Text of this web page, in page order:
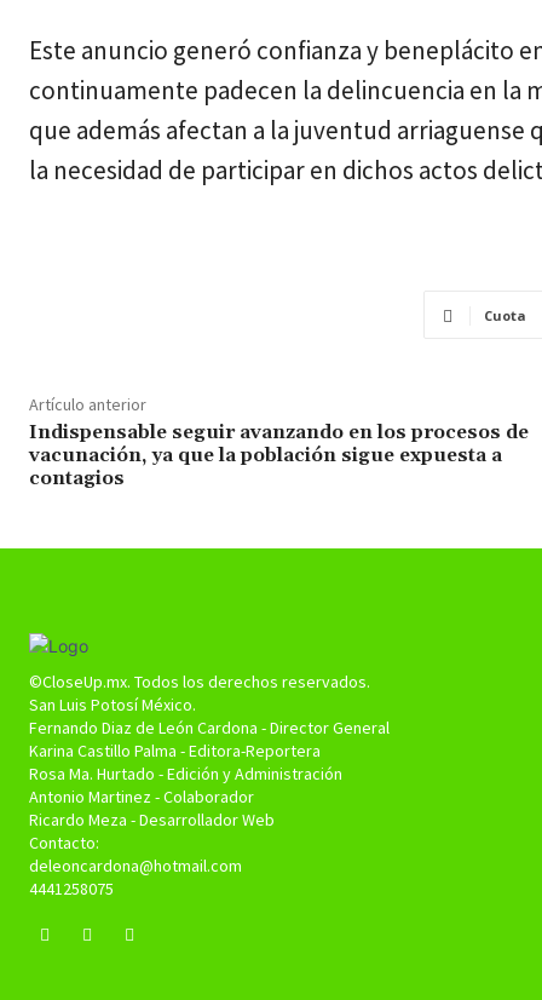
Este anuncio generó confianza y beneplácito
continuamente padecen la delincuencia en la
que además afectan a la juventud
la necesidad de participar en dichos actos
Cuota
Artículo anterior
Indispensable seguir avanzando en los procesos de
vacunación, ya que la población sigue expuesta a
contagios
©CloseUp.mx. Todos los derechos reservados.
San Luis Potosí México.
Fernando Diaz de León Cardona - Director General
Karina Castillo Palma - Editora-Reportera
Rosa Ma. Hurtado - Edición y Administración
Antonio Martinez - Colaborador
Ricardo Meza - Desarrollador Web
Contacto:
deleoncardona@hotmail.com
4441258075